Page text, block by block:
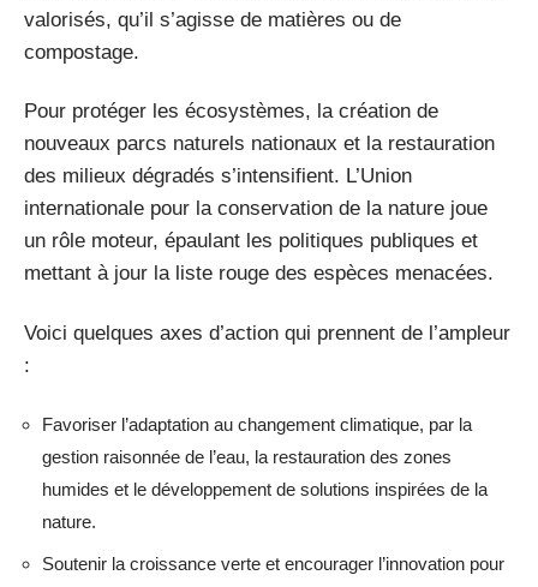
valorisés, qu’il s’agisse de matières ou de
compostage.
Pour protéger les écosystèmes, la création de
nouveaux parcs naturels nationaux et la restauration
des milieux dégradés s’intensifient. L’Union
internationale pour la conservation de la nature joue
un rôle moteur, épaulant les politiques publiques et
mettant à jour la liste rouge des espèces menacées.
Voici quelques axes d’action qui prennent de l’ampleur
:
Favoriser l’adaptation au changement climatique, par la
gestion raisonnée de l’eau, la restauration des zones
humides et le développement de solutions inspirées de la
nature.
Soutenir la croissance verte et encourager l’innovation pour